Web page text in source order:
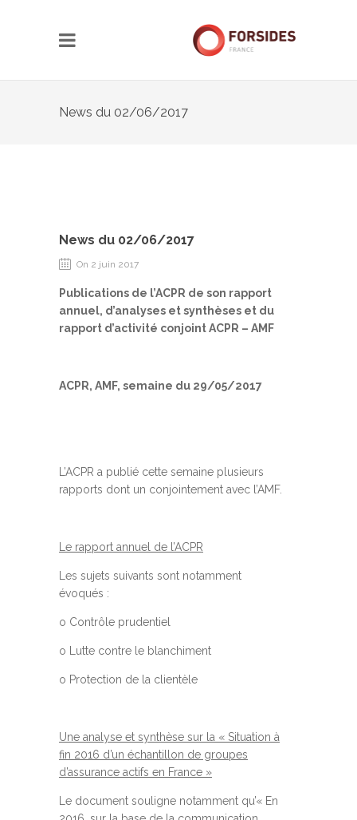
News du 02/06/2017
News du 02/06/2017
On 2 juin 2017
Publications de l’ACPR de son rapport
annuel, d’analyses et synthèses et du
rapport d’activité conjoint ACPR – AMF
ACPR, AMF, semaine du 29/05/2017
L’ACPR a publié cette semaine plusieurs
rapports dont un conjointement avec l’AMF.
Le rapport annuel de l’ACPR
Les sujets suivants sont notamment
évoqués :
o Contrôle prudentiel
o Lutte contre le blanchiment
o Protection de la clientèle
Une analyse et synthèse sur la « Situation à
fin 2016 d’un échantillon de groupes
d’assurance actifs en France »
Le document souligne notamment qu’« En